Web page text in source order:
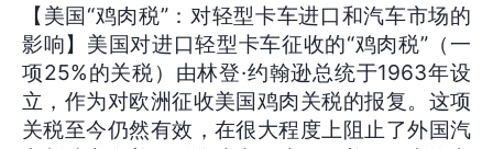
【美国“鸡肉税”：对轻型卡车进口和汽车市场的
影响】美国对进口轻型卡车征收的“鸡肉税”（一
项25%的关税）由林登·约翰逊总统于1963年设
立，作为对欧洲征收美国鸡肉关税的报复。这项
关税至今仍然有效，在很大程度上阻止了外国汽